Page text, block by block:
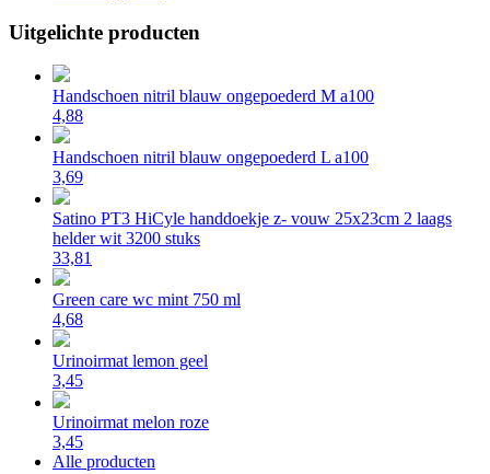
Uitgelichte producten
Handschoen nitril blauw ongepoederd M a100
4,88
Handschoen nitril blauw ongepoederd L a100
3,69
Satino PT3 HiCyle handdoekje z- vouw 25x23cm 2 laags
helder wit 3200 stuks
33,81
Green care wc mint 750 ml
4,68
Urinoirmat lemon geel
3,45
Urinoirmat melon roze
3,45
Alle producten